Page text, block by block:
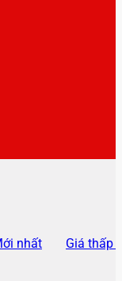
nhất Giá thấp